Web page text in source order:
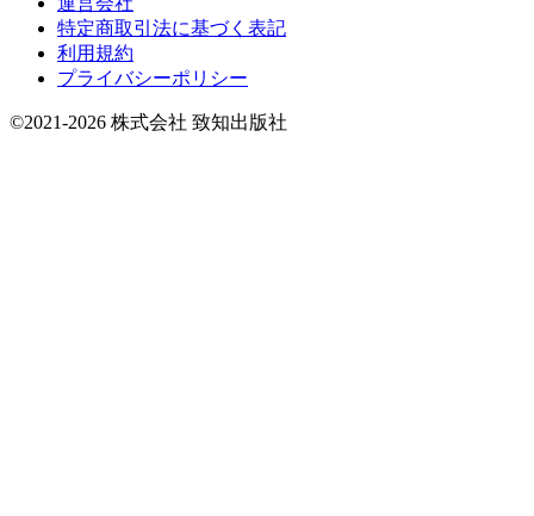
特定商取引法に基づく表記
利用規約
プライバシーポリシー
©2021-2026 株式会社 致知出版社